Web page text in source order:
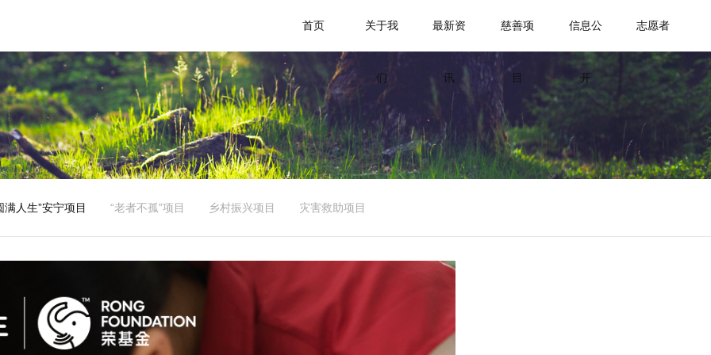
首页 关于我
们
最新资
讯
慈善项
目
信息公
开
志愿者
满人生”安宁项目 “老者不孤”项目 乡村振兴项目 灾害救助项目